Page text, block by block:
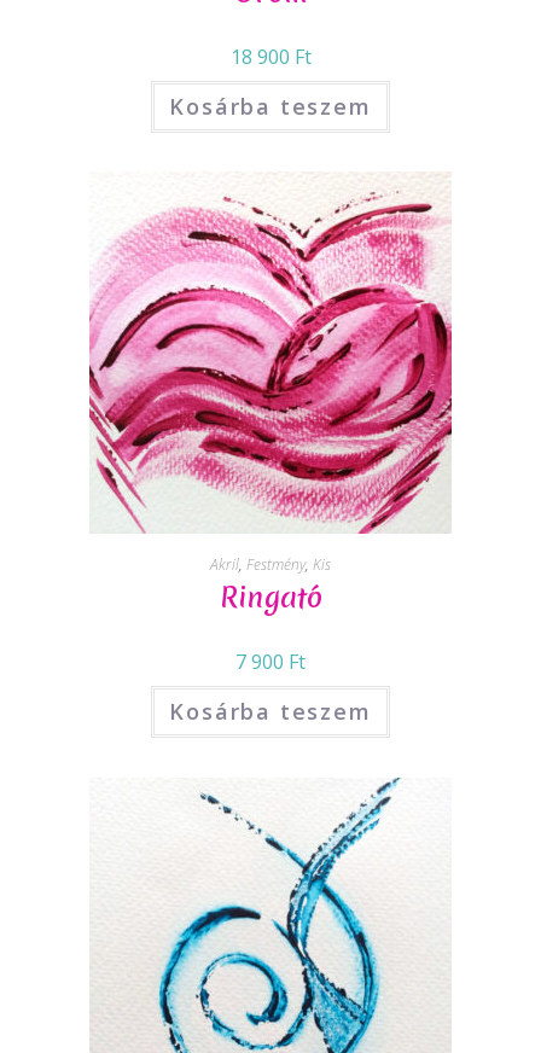
18 900 Ft
Kosárba teszem
Akril, Festmény, Kis
Ringató
7 900 Ft
Kosárba teszem